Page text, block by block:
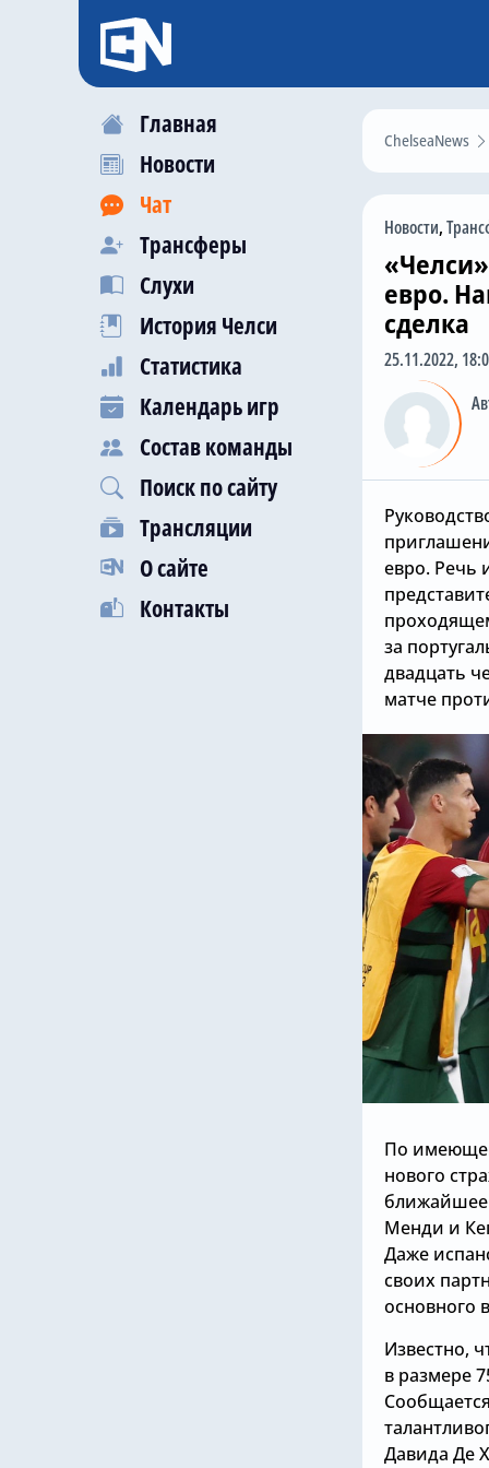
Главная
Новости
Чат
Трансферы
Слухи
История Челси
Статистика
Календарь игр
Состав команды
Поиск по сайту
Трансляции
О сайте
Контакты
ChelseaNews
Новости,
евро.
сделка
25.11.2022,
евро. Речь
за
двадцать
матче
По
нового
ближайшее
Менди и
Даже
своих
основного
Известно,
в размере
Давида Де